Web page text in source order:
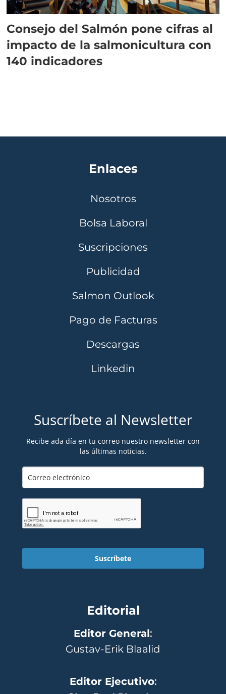
Consejo del Salmón pone cifras al
impacto de la salmonicultura con
140 indicadores
Enlaces
Nosotros
Bolsa Laboral
Suscripciones
Publicidad
Salmon Outlook
Pago de Facturas
Descargas
Linkedin
Suscríbete al Newsletter
Recibe ada día en tu correo nuestro newsletter con
las últimas noticias.
Suscríbete
Editorial
Editor General:
Gustav-Erik Blaalid
Editor Ejecutivo: